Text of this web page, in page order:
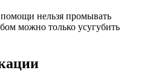
нельзя промывать
можно только усугубить